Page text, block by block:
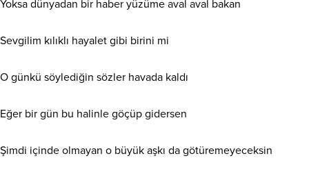
Yoksa dünyadan bir haber yüzüme aval aval bakan
Sevgilim kılıklı hayalet gibi birini mi
O günkü söylediğin sözler havada kaldı
Eğer bir gün bu halinle göçüp gidersen
Şimdi içinde olmayan o büyük aşkı da götüremeyeceksin